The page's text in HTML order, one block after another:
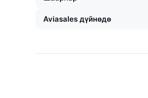
Aviasales дүйнөдө